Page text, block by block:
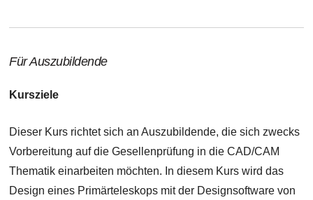
Für Auszubildende
Kursziele
Dieser Kurs richtet sich an Auszubildende, die sich zwecks
Vorbereitung auf die Gesellenprüfung in die CAD/CAM
Thematik einarbeiten möchten. In diesem Kurs wird das
Design eines Primärteleskops mit der Designsoftware von